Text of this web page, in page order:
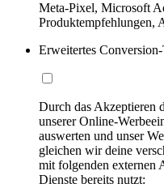
Meta-Pixel, Microsoft
Produktempfehlungen,
Erweitertes
Durch das Akzeptieren
unserer Online-
auswerten und unser
gleichen wir deine
mit folgenden externen
Dienste bereits nutzt: